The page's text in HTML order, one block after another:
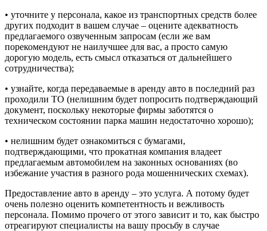
• уточните у персонала, какое из транспортных средств более
других подходит в вашем случае – оцените адекватность
предлагаемого озвученным запросам (если же вам
порекомендуют не наилучшее для вас, а просто самую
дорогую модель, есть смысл отказаться от дальнейшего
сотрудничества);
• узнайте, когда передаваемые в аренду авто в последний раз
проходили ТО (нелишним будет попросить подтверждающий
документ, поскольку некоторые фирмы заботятся о
техническом состоянии парка машин недостаточно хорошо);
• нелишним будет ознакомиться с бумагами,
подтверждающими, что прокатная компания владеет
предлагаемым автомобилем на законных основаниях (во
избежание участия в разного рода мошеннических схемах).
Предоставление авто в аренду – это услуга. А потому будет
очень полезно оценить компетентность и вежливость
персонала. Помимо прочего от этого зависит и то, как быстро
отреагируют специалисты на вашу просьбу в случае